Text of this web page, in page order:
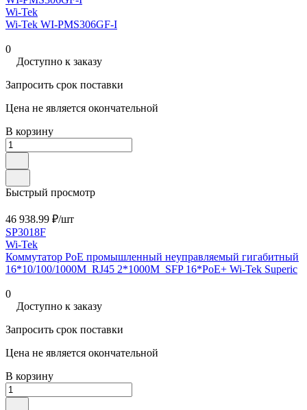
Wi-Tek
Wi-Tek WI-PMS306GF-I
0
Доступно к заказу
Запросить срок поставки
Цена не является окончательной
В корзину
Быстрый просмотр
46 938.99 ₽/шт
SP3018F
Wi-Tek
Коммутатор PoE промышленный неуправляемый гигабитный
16*10/100/1000M_RJ45 2*1000M_SFP 16*PoE+ Wi-Tek Superic
0
Доступно к заказу
Запросить срок поставки
Цена не является окончательной
В корзину